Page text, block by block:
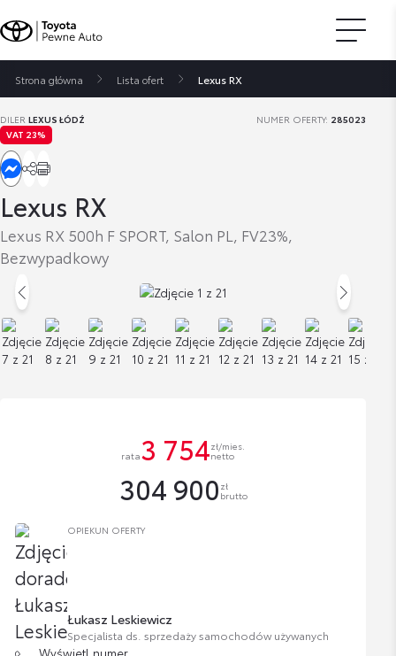
Strona główna Lista ofert Lexus RX
Lexus RX
Lexus RX 500h F SPORT, Salon PL, FV23%,
Bezwypadkowy
VAT 23%
DILER LEXUS ŁÓDŹ NUMER OFERTY: 285023
OPIEKUN OFERTY
Łukasz Leskiewicz
Specjalista ds. sprzedaży samochodów używanych
Wyświetl numer
rata3 754zł/mies.
netto
304 900 zł
brutto